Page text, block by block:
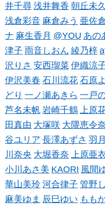
井千尋 浅井舞香 朝丘未久
浅倉彩音 麻倉みう 亜佐
ナ 麻生香月 @YOU あの
津子 雨音しおん 綾乃梓
沢りさ 安西瑠菜 伊織涼
伊沢美春 石川流花 石原
どり 一ノ瀬あきら 一戸
芦名未帆 岩崎千鶴 上原
田真由 大塚咲 大隈恵令
谷ユリア 長澤あずさ 羽
川奈央 大堀香奈 上原亜
小川あさ美 KAORI 風間
華山美玲 河合律子 管野
麻美ゆま 辰巳ゆい もも